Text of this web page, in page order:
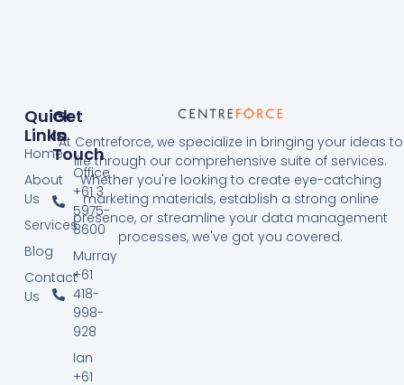
At Centreforce, we specialize in bringing your ideas to
life through our comprehensive suite of services.
Whether you're looking to create eye-catching
marketing materials, establish a strong online
presence, or streamline your data management
processes, we've got you covered.
Quick
Links
Home
About
Us
Services
Blog
Contact
Us
Get
In
Touch
Office
+61 3
5975-
8600
Murray
+61
418-
998-
928
Ian
+61